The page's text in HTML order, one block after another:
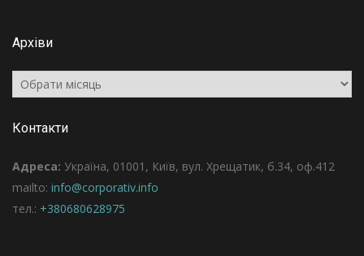
Архіви
Архіви
Контакти
Адреса: Україна, 01001, Київ, вул. Хрещатик, б.34, оф.412
mailto: info@corporativ.info
тел.: +380680628975